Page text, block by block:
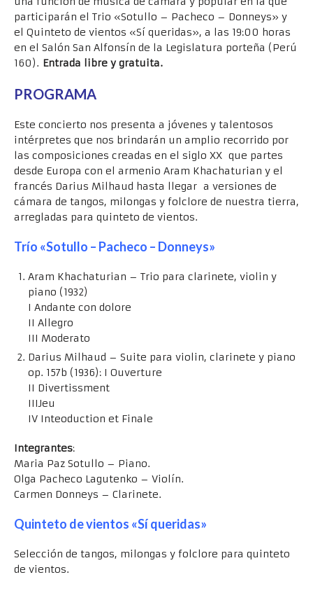
participarán el Trio «Sotullo – Pacheco – Donneys» y
el Quinteto de vientos «Sí queridas», a las 19:00 horas
en el Salón San Alfonsín de la Legislatura porteña (Perú
160). Entrada libre y gratuita.
PROGRAMA
Este concierto nos presenta a jóvenes y talentosos
intérpretes que nos brindarán un amplio recorrido por
las composiciones creadas en el siglo XX que partes
desde Europa con el armenio Aram Khachaturian y el
francés Darius Milhaud hasta llegar a versiones de
cámara de tangos, milongas y folclore de nuestra tierra,
arregladas para quinteto de vientos.
Trío «Sotullo – Pacheco – Donneys»
Aram Khachaturian – Trio para clarinete, violin y
piano (1932)
I Andante con dolore
II Allegro
III Moderato
Darius Milhaud – Suite para violin, clarinete y piano
op. 157b (1936): I Ouverture
II Divertissment
IIIJeu
IV Inteoduction et Finale
Integrantes:
Maria Paz Sotullo – Piano.
Olga Pacheco Lagutenko – Violín.
Carmen Donneys – Clarinete.
Quinteto de vientos «Sí queridas»
Selección de tangos, milongas y folclore para quinteto
de vientos.